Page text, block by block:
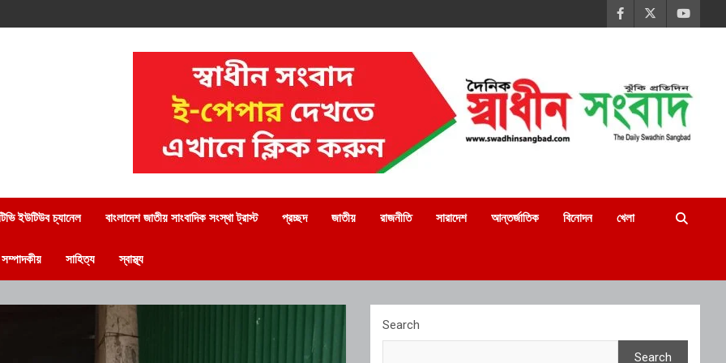
ইউটিউব চ্যানেল বাংলাদেশ জাতীয় সাংবাদিক সংস্থা ট্রাস্ট প্রচ্ছদ জাতীয় রাজনীতি সারাদেশ আন্তর্জাতিক বিনোদন খেলা
সম্পাদকীয় সাহিত্য স্বাস্থ্য
Search
Search